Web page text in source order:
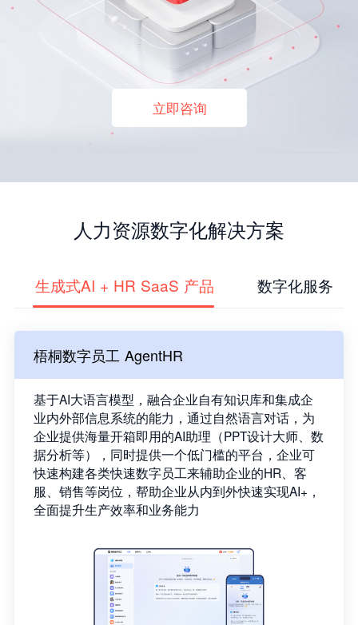
立即咨询
人力资源数字化解决方案
生成式AI + HR SaaS 产品 数字化服务
梧桐数字员工 AgentHR
基于AI大语言模型，融合企业自有知识库和集成企
业内外部信息系统的能力，通过自然语言对话，为
企业提供海量开箱即用的AI助理（PPT设计大师、数
据分析等），同时提供一个低门槛的平台，企业可
快速构建各类快速数字员工来辅助企业的HR、客
服、销售等岗位，帮助企业从内到外快速实现AI+，
全面提升生产效率和业务能力